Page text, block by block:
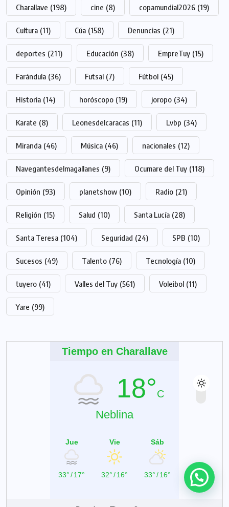
Charallave (198) cine (8) copamundial2026 (19)
Cultura (11) Cúa (158) Denuncias (21)
deportes (211) Educación (38) EmpreTuy (15)
Farándula (36) Futsal (7) Fútbol (45)
Historia (14) horóscopo (19) joropo (34)
Karate (8) Leonesdelcaracas (11) Lvbp (34)
Miranda (46) Música (46) nacionales (12)
Navegantesdelmagallanes (9) Ocumare del Tuy (118)
Opinión (93) planetshow (10) Radio (21)
Religión (15) Salud (10) Santa Lucía (28)
Santa Teresa (104) Seguridad (24) SPB (10)
Sucesos (49) Talento (76) Tecnología (10)
tuyero (41) Valles del Tuy (561) Voleibol (11)
Yare (99)
Tiempo en Charallave
18°C
Neblina
Jue
33°/17°
Vie
32°/16°
Sáb
33°/16°